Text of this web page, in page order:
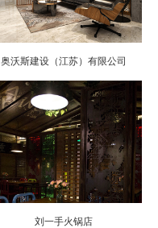
奥沃斯建设（江苏）有限公司
刘一手火锅店